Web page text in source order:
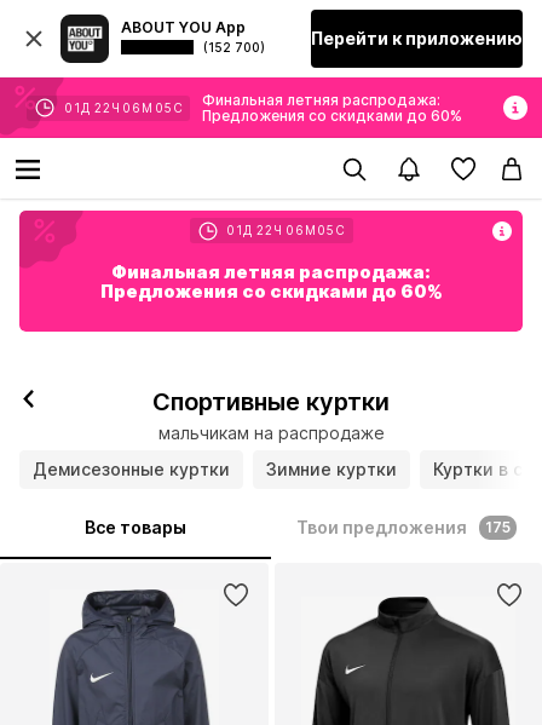
ABOUT YOU App
(152 700) Перейти к приложению
01 Д 22 Ч 06 М 03 С
Финальная летняя распродажа:
Предложения со скидками до 60%
01 Д 22 Ч 06 М 03 С
Финальная летняя распродажа:
Предложения со скидками до 60%
Спортивные куртки
мальчикам на распродаже
Демисезонные куртки
Зимние куртки Куртки в
Все товары Твои предложения 175